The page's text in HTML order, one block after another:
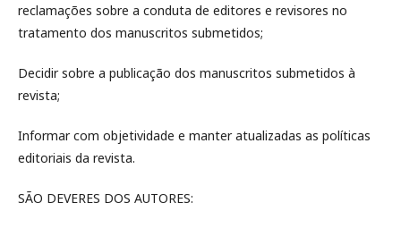
reclamações sobre a conduta de editores e revisores no
tratamento dos manuscritos submetidos;
Decidir sobre a publicação dos manuscritos submetidos à
revista;
Informar com objetividade e manter atualizadas as políticas
editoriais da revista.
SÃO DEVERES DOS AUTORES: